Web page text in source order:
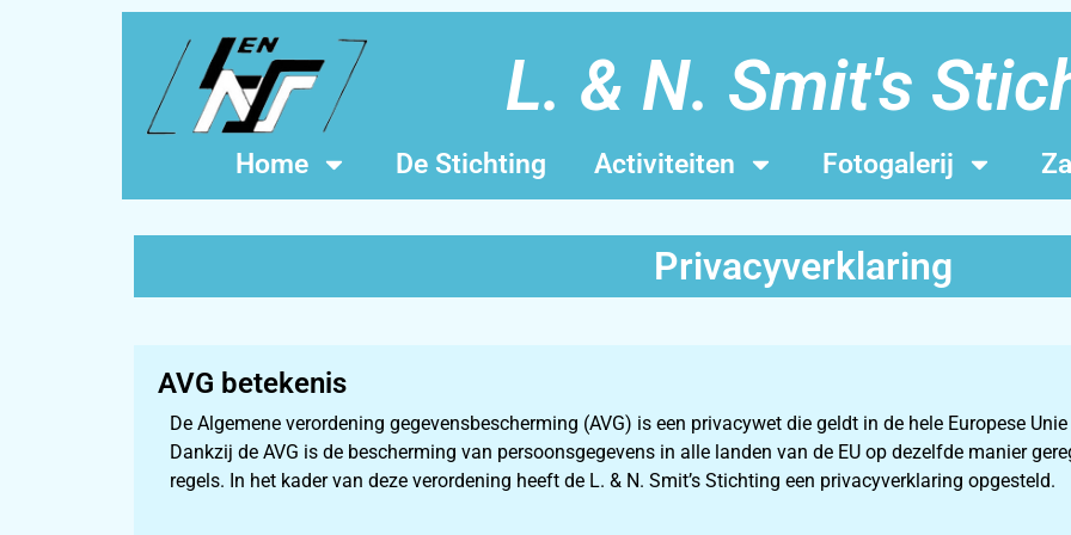
L. & N. Smit's
Home De Stichting Activiteiten Fotogalerij
Privacyverklaring
AVG betekenis
De Algemene verordening gegevensbescherming (AVG) is een privacywet die geldt in de hele Europese Unie
Dankzij de AVG is de bescherming van persoonsgegevens in alle landen van de EU op dezelfde manier
regels. In het kader van deze verordening heeft de L. & N. Smit’s Stichting een privacyverklaring opgesteld.